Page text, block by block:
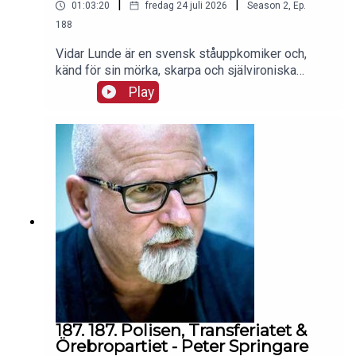
/www.tiktok.com/@ffilippelasViktor:
https://www.instagram.com/viktorklemming/https
://www.tiktok.com/@viktorklemming94
01:03:20 fredag 24 juli 2026 Season 2, Ep.
188
Vidar Lunde är en svensk ståuppkomiker och,
känd för sin mörka, skarpa och självironiska
humor där han ofta utgår från egna erfarenheter
och samhällsobservationer.Boka för bövelen in
1:a augusti i kalendern för då kommer Filip,
Gustav & Viktor till Göteborg, biljetter här:
https://www.ticketmaster.se/event/stand-up-
med-viktor-klemming-filip-pelas-gustav-hardner-
biljetter/365956424
Play
187. 187. Polisen, Transferiatet &
Örebropartiet - Peter Springare